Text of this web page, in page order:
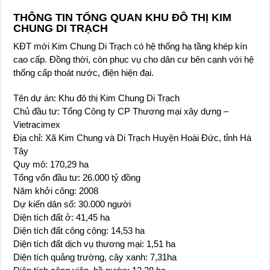
THÔNG TIN TỔNG QUAN KHU ĐÔ THỊ KIM
CHUNG DI TRẠCH
KĐT mới Kim Chung Di Trạch có hệ thống hạ tầng khép kín
cao cấp. Đồng thời, còn phục vụ cho dân cư bên cạnh với hệ
thống cấp thoát nước, điện hiện đại.
Tên dự án: Khu đô thị Kim Chung Di Trạch
Chủ đầu tư: Tổng Công ty CP Thương mại xây dựng –
Vietracimex
Địa chỉ: Xã Kim Chung và Di Trạch Huyện Hoài Đức, tỉnh Hà
Tây
Quy mô: 170,29 ha
Tổng vốn đầu tư: 26.000 tỷ đồng
Năm khởi công: 2008
Dự kiến dân số: 30.000 người
Diện tích đất ở: 41,45 ha
Diện tích đất công cộng: 14,53 ha
Diện tích đất dịch vụ thương mại: 1,51 ha
Diện tích quảng trường, cây xanh: 7,31ha